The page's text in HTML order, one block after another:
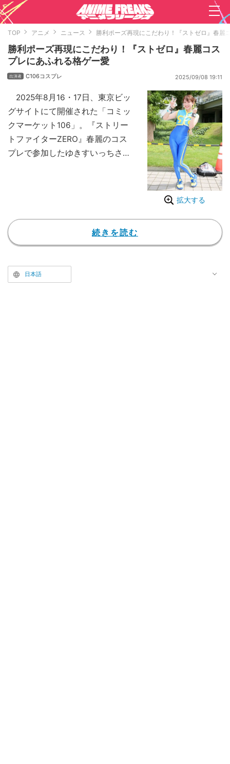
TOP アニメ ニュース 勝利ポーズ再現にこだわり！『ストゼロ』春麗
勝利ポーズ再現にこだわり！『ストゼロ』春麗コス
プレにあふれる格ゲー愛
C106コスプレ 2025/09/08 19:11
拡大する
2025年8月16・17日、東京ビッ
グサイトにて開催された「コミッ
クマーケット106」。『ストリー
トファイターZERO』春麗のコス
プレで参加したゆきすいっちさん
続きを読む
日本語